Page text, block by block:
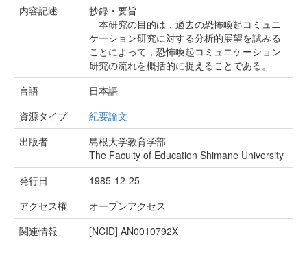
内容記述
抄録・要旨
本研究の目的は，過去の恐怖喚起コミュニ
ケーション研究に対する分析的展望を試みる
ことによって，恐怖喚起コミュニケーション
研究の流れを概括的に捉えることである。
言語
日本語
資源タイプ
紀要論文
出版者
島根大学教育学部
The Faculty of Education Shimane University
発行日
1985-12-25
アクセス権
オープンアクセス
関連情報
[NCID] AN0010792X